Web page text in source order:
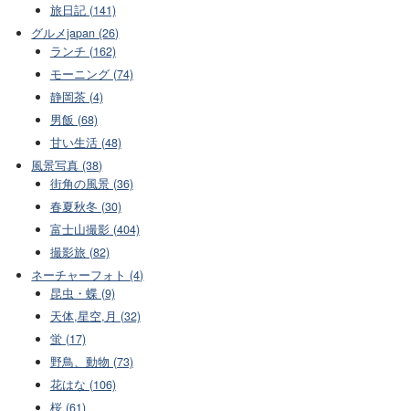
旅日記 (141)
グルメjapan (26)
ランチ (162)
モーニング (74)
静岡茶 (4)
男飯 (68)
甘い生活 (48)
風景写真 (38)
街角の風景 (36)
春夏秋冬 (30)
富士山撮影 (404)
撮影旅 (82)
ネーチャーフォト (4)
昆虫・蝶 (9)
天体,星空,月 (32)
蛍 (17)
野鳥、動物 (73)
花はな (106)
桜 (61)